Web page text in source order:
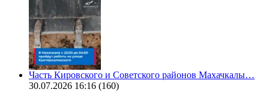
Часть Кировского и Советского районов Махачкалы…
30.07.2026 16:16 (160)